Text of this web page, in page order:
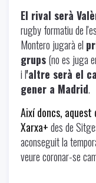
El rival serà
rugby formatiu de
Montero jugarà el
grups(no es juga
i l'altre serà el
gener a Madrid.
Així doncs, aquest
Xarxa+des de
aconseguit la
veure coronar-se